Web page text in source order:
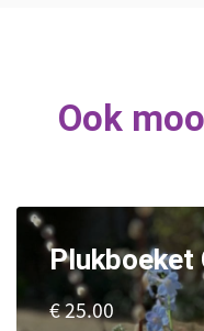
Ook
Plukboeket
€ 25.00